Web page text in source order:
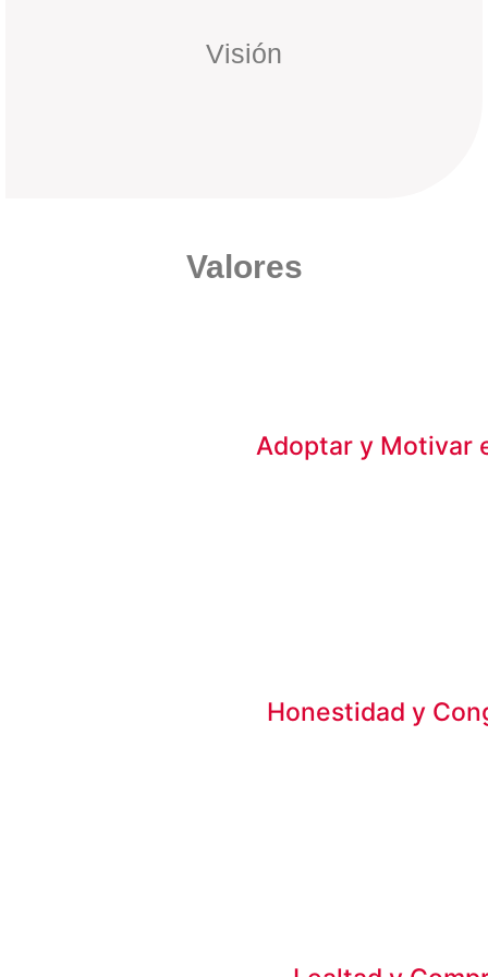
Visión
Valores
Adoptar y Motivar
Honestidad y